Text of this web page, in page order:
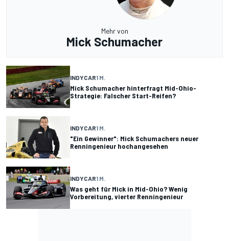
Mehr von
Mick Schumacher
INDYCAR1 M.
Mick Schumacher hinterfragt Mid-Ohio-
Strategie: Falscher Start-Reifen?
INDYCAR1 M.
"Ein Gewinner": Mick Schumachers neuer
Renningenieur hochangesehen
INDYCAR1 M.
Was geht für Mick in Mid-Ohio? Wenig
Vorbereitung, vierter Renningenieur